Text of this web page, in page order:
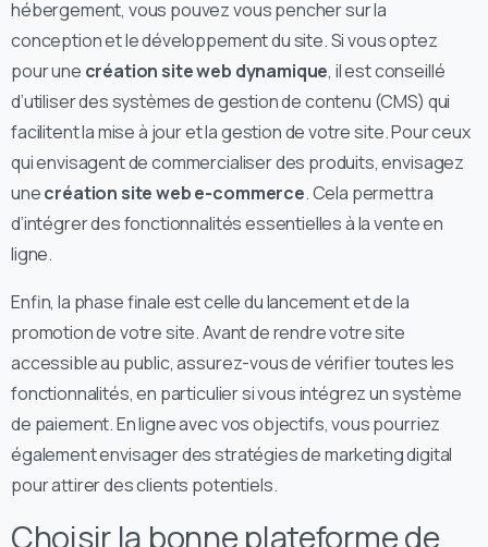
hébergement, vous pouvez vous pencher sur la
conception et le développement du site. Si vous optez
pour une création site web dynamique, il est conseillé
d’utiliser des systèmes de gestion de contenu (CMS) qui
facilitent la mise à jour et la gestion de votre site. Pour ceux
qui envisagent de commercialiser des produits, envisagez
unecréation site web e-commerce. Cela permettra
d’intégrer des fonctionnalités essentielles à la vente en
ligne.
Enfin, la phase finale est celle du lancement et de la
promotion de votre site. Avant de rendre votre site
accessible au public, assurez-vous de vérifier toutes les
fonctionnalités, en particulier si vous intégrez un système
de paiement. En ligne avec vos objectifs, vous pourriez
également envisager des stratégies de marketing digital
pour attirer des clients potentiels.
Choisir la bonne plateforme de